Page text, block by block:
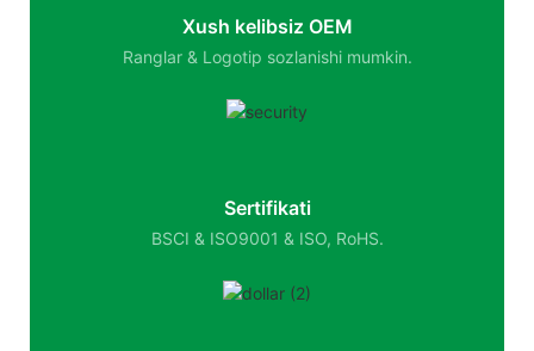
Xush kelibsiz OEM
Ranglar & Logotip sozlanishi mumkin.
Sertifikati
BSCI & ISO9001 & ISO, RoHS.